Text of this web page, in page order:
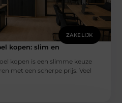
ZAKELIJK
kopen: slim en
kopen is een slimme keuze
met een scherpe prijs. Veel